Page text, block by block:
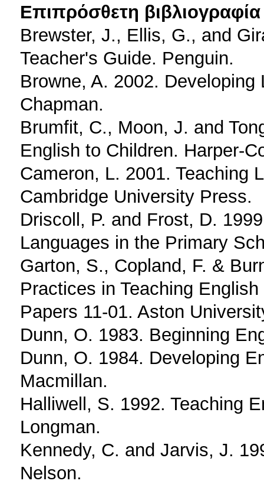
Επιπρόσθετη βιβλιογραφία
Brewster, J., Ellis, G., and
Teacher's Guide. Penguin.
Browne, A. 2002.
Chapman.
Brumfit, C., Moon, J. and
English to Children. Harper-
Cameron, L. 2001. Teaching
Cambridge University Press.
Driscoll, P. and Frost, D.
Languages in the Primary
Garton, S., Copland, F. &
Practices in Teaching
Papers 11-01. Aston
Dunn, O. 1983. Beginning
Dunn, O. 1984. Developing
Macmillan.
Halliwell, S. 1992. Teaching
Longman.
Kennedy, C. and Jarvis, J.
Nelson.